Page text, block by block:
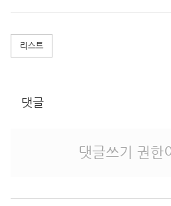
리스트
댓글
댓글쓰기 권한